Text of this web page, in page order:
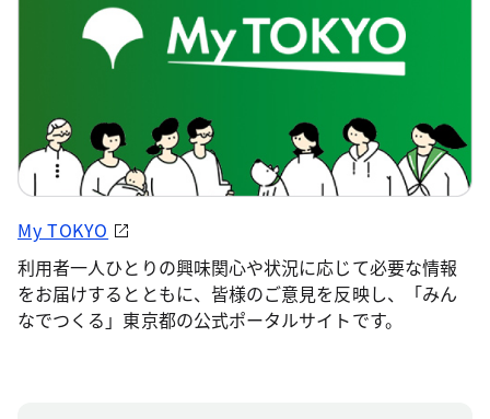
My TOKYO
利用者一人ひとりの興味関心や状況に応じて必要な情報
をお届けするとともに、皆様のご意見を反映し、「みん
なでつくる」東京都の公式ポータルサイトです。